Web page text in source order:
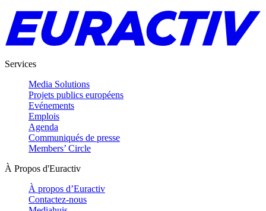
Services
Media Solutions
Projets publics européens
Evénements
Emplois
Agenda
Communiqués de presse
Members’ Circle
À Propos d'Euractiv
À propos d’Euractiv
Contactez-nous